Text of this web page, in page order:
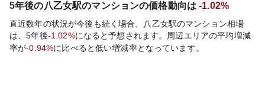
5年後の八乙女駅のマンションの価格動向は -1.02%
直近数年の状況が今後も続く場合、 八乙女駅のマンション相場
は、5年後-1.02%になると予想されます。周辺エリアの平均増減
率が-0.94%に比べると低い増減率となっています。